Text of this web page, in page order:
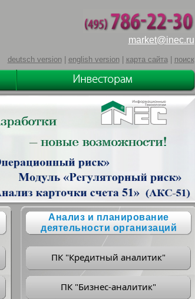
market@inec.ru
deutsch version| english version| карта сайта| поиск
Анализ и планирование
деятельности организаций
ПК "Кредитный аналитик"
ПК "Бизнес-аналитик"